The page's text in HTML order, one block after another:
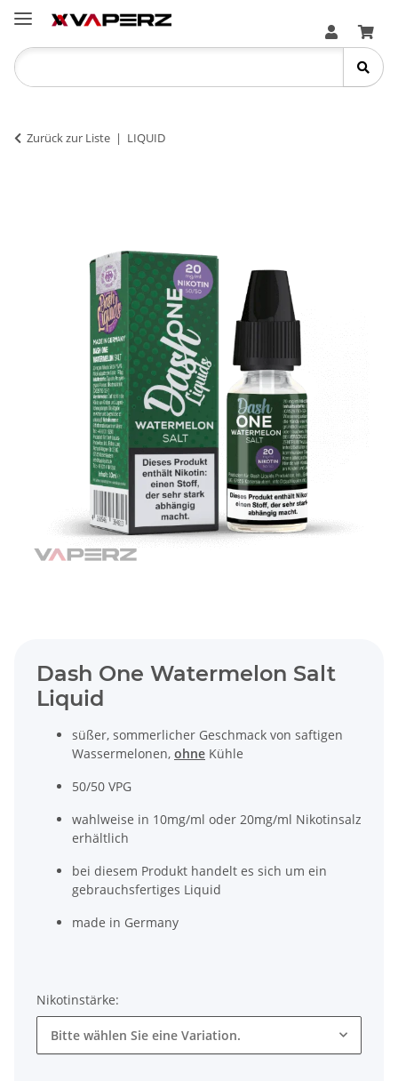
Zurück zur Liste LIQUID
Dash One Watermelon Salt
Liquid
süßer, sommerlicher Geschmack von saftigen
Wassermelonen, ohne Kühle
50/50 VPG
wahlweise in 10mg/ml oder 20mg/ml Nikotinsalz
erhältlich
bei diesem Produkt handelt es sich um ein
gebrauchsfertiges Liquid
made in Germany
Nikotinstärke:
Bitte wählen Sie eine Variation.